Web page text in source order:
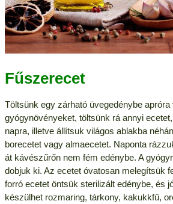
Fűszerecet
Töltsünk egy zárható üvegedénybe apróra
gyógynövényeket, töltsünk rá annyi
napra, illetve állítsuk világos ablakba
borecetet vagy almaecetet. Naponta
át kávészűrőn nem fém edénybe. A
dobjuk ki. Az ecetet óvatosan melegítsük
forró ecetet öntsük sterilizált edénybe, és
készülhet rozmaring, tárkony, kakukkfű,